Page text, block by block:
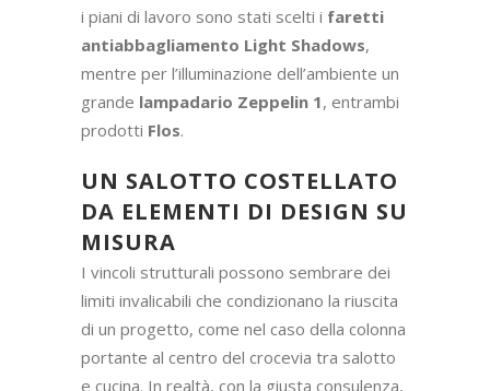
nell’accostamento con il rovere dellacucina
Modulnovae la verticalità delle sue
colonne. A sua volta, la tavola da pranzo,
realizzata su misura, richiama il rovere, ma
lo differenzia con il suo motivo orizzontale.
L’isola in gres Sahara noir , della stessa
larghezza della tavola per dare armonia e
continuità orizzontale, chiama la parete
dell’area snack, caratterizzata dallo stesso
effetto marmo nero, posizionato
verticalmente. Qui si apre una splendida
finestra, attraverso la quale godere di una
vista speciale sulle Dolomiti cullati dagli